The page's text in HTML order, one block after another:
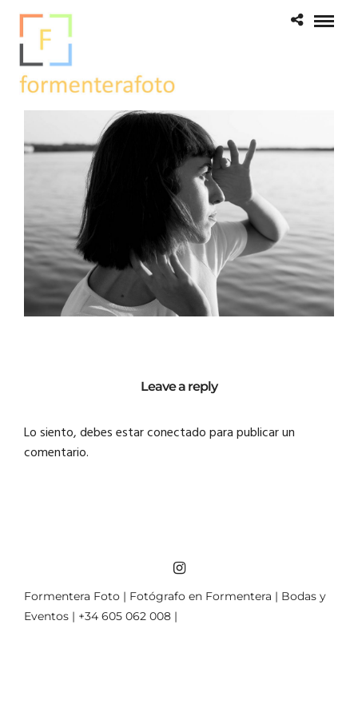
Leave a reply
Lo siento, debes estarconectadopara publicar un
comentario.
Formentera Foto | Fotógrafo en Formentera | Bodas y
Eventos | +34 605 062 008 |